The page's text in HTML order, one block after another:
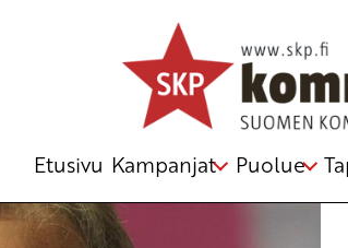
Etusivu Kampanjat Puolue
Euroopan vasemmisto,Lokakuun